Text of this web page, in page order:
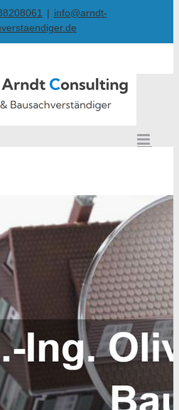
| info@arndt-